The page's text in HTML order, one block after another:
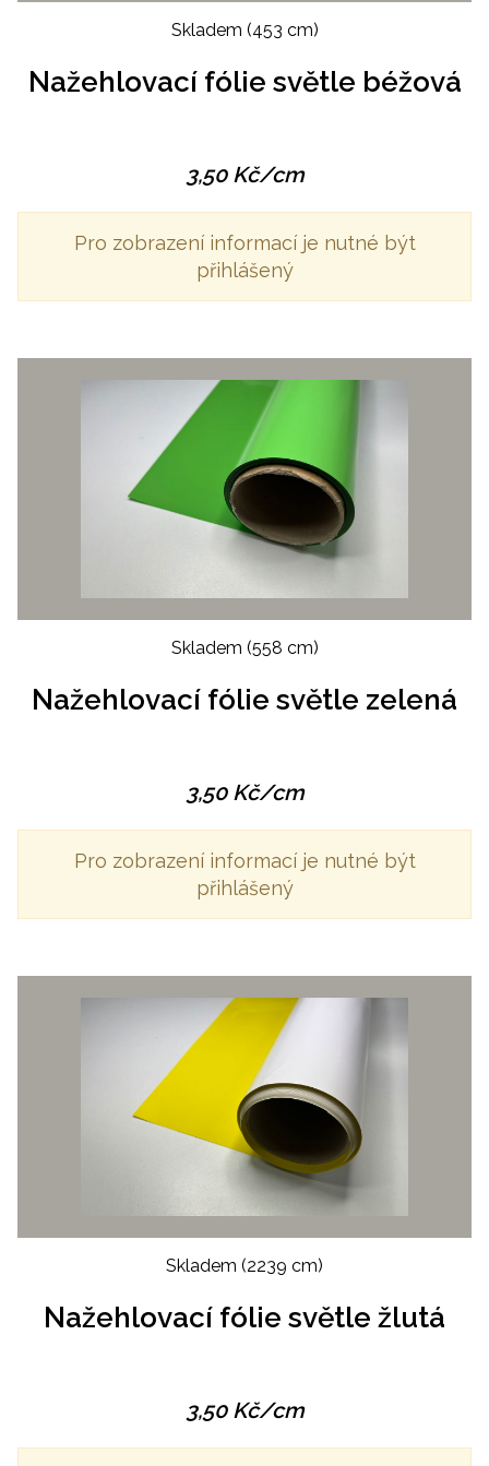
Skladem (453 cm)
Nažehlovací fólie světle béžová
3,50Kč/cm
Pro zobrazení informací je nutné být
přihlášený
Skladem (558 cm)
Nažehlovací fólie světle zelená
3,50Kč/cm
Pro zobrazení informací je nutné být
přihlášený
Skladem (2239 cm)
Nažehlovací fólie světle žlutá
3,50Kč/cm